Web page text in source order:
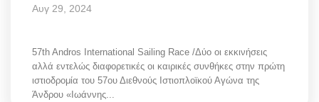
Αυγ 29, 2024
57th Andros International Sailing Race /Δύο οι εκκινήσεις
αλλά εντελώς διαφορετικές οι καιρικές συνθήκες στην πρώτη
ιστιοδρομία του 57ου Διεθνούς Ιστιοπλοϊκού Αγώνα της
Άνδρου «Ιωάννης...